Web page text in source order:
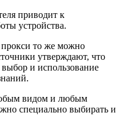
приводит к
устройства.
то же можно
утверждают, что
и использование
видом и любым
специально выбирать и